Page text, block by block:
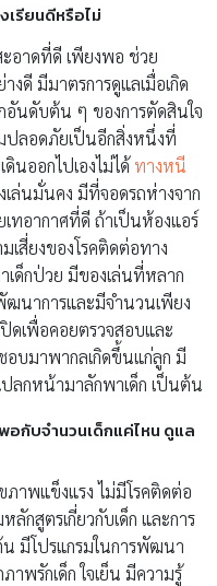
รียนดีหรือไม่
อาดที่ดี เพียงพอ ช่วย
งดี มีมาตรการดูแลเมื่อเกิด
อันดับต้น ๆ ของการตัดสินใจ
ปลอดภัยเป็นอีกสิ่งหนึ่งที่
นออกไปเองไม่ได้ทางหนี
ล่นมั่นคง มีที่จอดรถห่างจาก
เทอากาศที่ดี ถ้าเป็นห้องแอร์
เสี่ยงของโรคติดต่อทาง
เด็กป่วย มีของเล่นที่หลาก
ฒนาการและมีจำนวนเพียง
ปิดเพื่อคอยตรวจสอบและ
บมาพากลเกิดขึ้นแก่ลูก มี
ลกหน้ามาลักพาเด็ก เป็นต้น
อกับจำนวนเด็กแค่ไหน ดูแล
าพแข็งแรง ไม่มีโรคติดต่อ
กสูตรเกี่ยวกับเด็ก และการ
น มีโปรแกรมในการพัฒนา
พรักเด็ก ใจเย็น มีความรู้